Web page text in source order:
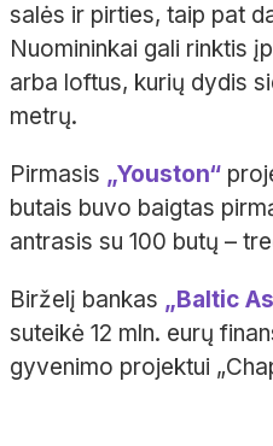
salės ir pirties, taip pat
Nuomininkai gali rinktis
arba loftus, kurių dydis
metrų.
Pirmasis „Youston“
butais buvo baigtas
antrasis su 100 butų –
Birželį bankas „Baltic
suteikė 12 mln. eurų
gyvenimo projektui